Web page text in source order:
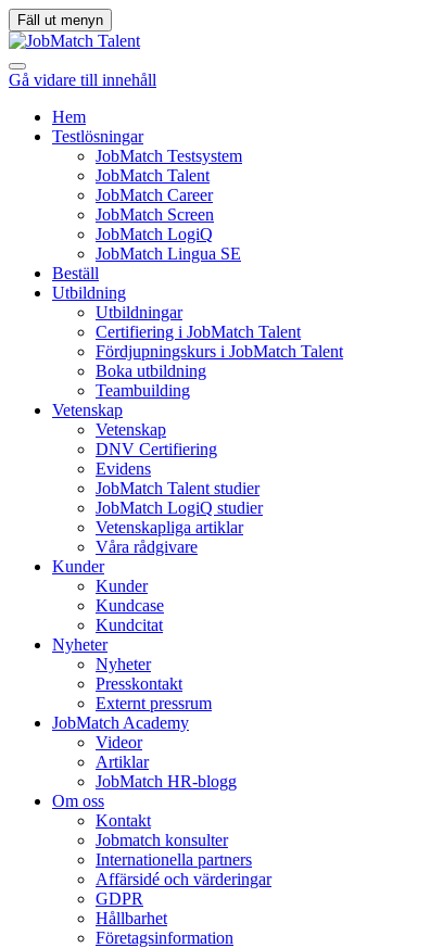
Fäll ut menyn
Gå vidare till innehåll
Hem
Testlösningar
JobMatch Testsystem
JobMatch Talent
JobMatch Career
JobMatch Screen
JobMatch LogiQ
JobMatch Lingua SE
Beställ
Utbildning
Utbildningar
Certifiering i JobMatch Talent
Fördjupningskurs i JobMatch Talent
Boka utbildning
Teambuilding
Vetenskap
Vetenskap
DNV Certifiering
Evidens
JobMatch Talent studier
JobMatch LogiQ studier
Vetenskapliga artiklar
Våra rådgivare
Kunder
Kunder
Kundcase
Kundcitat
Nyheter
Nyheter
Presskontakt
Externt pressrum
JobMatch Academy
Videor
Artiklar
JobMatch HR-blogg
Om oss
Kontakt
Jobmatch konsulter
Internationella partners
Affärsidé och värderingar
GDPR
Hållbarhet
Företagsinformation